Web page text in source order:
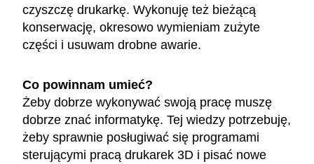
czyszczę drukarkę. Wykonuję też bieżącą
konserwację, okresowo wymieniam zużyte
części i usuwam drobne awarie.
Co powinnam umieć?
Żeby dobrze wykonywać swoją pracę muszę
dobrze znać informatykę. Tej wiedzy potrzebuję,
żeby sprawnie posługiwać się programami
sterującymi pracą drukarek 3D i pisać nowe